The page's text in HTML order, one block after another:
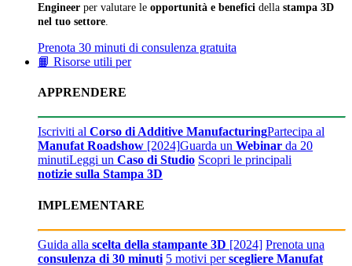
Engineer per valutare le opportunità e benefici della stampa 3D
nel tuo settore
Prenota 30 minuti di consulenza gratuita
📙 Risorse utili per
APPRENDERE
Iscriviti al Corso di Additive ManufacturingPartecipa al
Manufat Roadshow [2024]Guarda un Webinar da 20
minutiLeggi un Caso di Studio Scopri le principali
notizie sulla Stampa 3D
IMPLEMENTARE
Guida alla scelta della stampante 3D [2024] Prenota una
consulenza di 30 minuti 5 motivi perscegliere Manufat